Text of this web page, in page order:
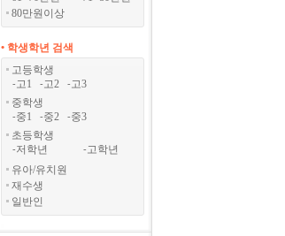
80만원이상
• 학생학년 검색
고등학생
-고1 -고2 -고3
중학생
-중1 -중2 -중3
초등학생
-저학년 -고학년
유아/유치원
재수생
일반인